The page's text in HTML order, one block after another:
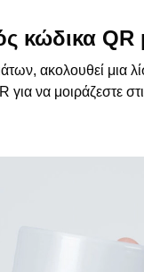
κώδικα
ακολουθεί μια
για να μοιράζεστε